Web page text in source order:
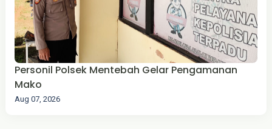
‎Personil Polsek Mentebah Gelar Pengamanan
Mako
Aug 07, 2026